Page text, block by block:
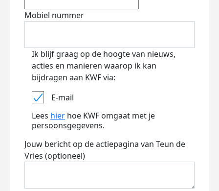
Mobiel nummer
Ik blijf graag op de hoogte van nieuws,
acties en manieren waarop ik kan
bijdragen aan KWF via:
E-mail
Lees hier hoe KWF omgaat met je
persoonsgegevens.
Jouw bericht op de actiepagina van Teun de
Vries (optioneel)